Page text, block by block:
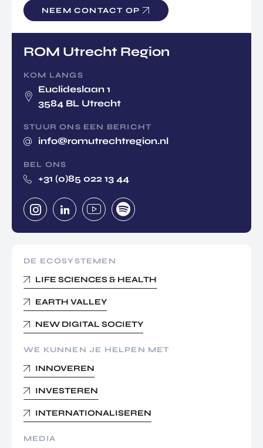
NEEM CONTACT OP
ROM Utrecht Region
KOM LANGS
Euclideslaan 1
3584 BL Utrecht
STUUR ONS EEN BERICHT
info@romutrechtregion.nl
BEL ONS
+31 (0)85 022 13 44
DE ECOSYSTEMEN
LIFE SCIENCES & HEALTH
EARTH VALLEY
NEW DIGITAL SOCIETY
WE KUNNEN JE HELPEN MET
INNOVEREN
INVESTEREN
INTERNATIONALISEREN
MEDIA